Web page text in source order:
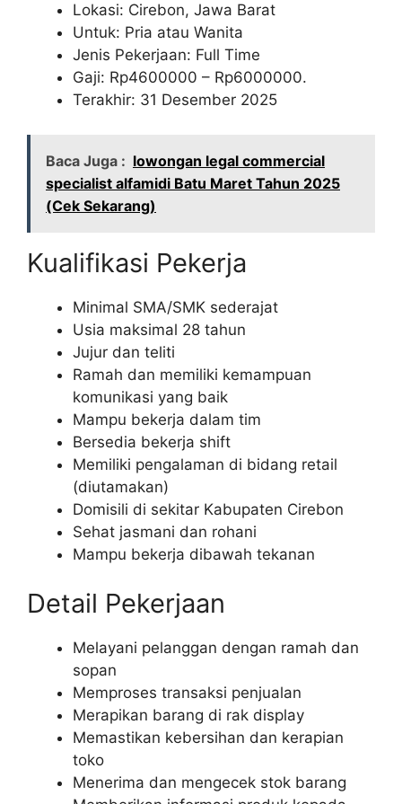
Lokasi: Cirebon, Jawa Barat
Untuk: Pria atau Wanita
Jenis Pekerjaan: Full Time
Gaji: Rp4600000 – Rp6000000.
Terakhir: 31 Desember 2025
Baca Juga : lowongan legal commercial
specialist alfamidi Batu Maret Tahun 2025
(Cek Sekarang)
Kualifikasi Pekerja
Minimal SMA/SMK sederajat
Usia maksimal 28 tahun
Jujur dan teliti
Ramah dan memiliki kemampuan
komunikasi yang baik
Mampu bekerja dalam tim
Bersedia bekerja shift
Memiliki pengalaman di bidang retail
(diutamakan)
Domisili di sekitar Kabupaten Cirebon
Sehat jasmani dan rohani
Mampu bekerja dibawah tekanan
Detail Pekerjaan
Melayani pelanggan dengan ramah dan
sopan
Memproses transaksi penjualan
Merapikan barang di rak display
Memastikan kebersihan dan kerapian
toko
Menerima dan mengecek stok barang